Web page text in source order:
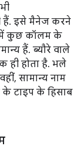
हैं. इसे मैनेज करने
कुछ कॉलम के
हैं. ब्यौरे वाले
होता है. भले
सामान्य नाम
टाइप के हिसाब